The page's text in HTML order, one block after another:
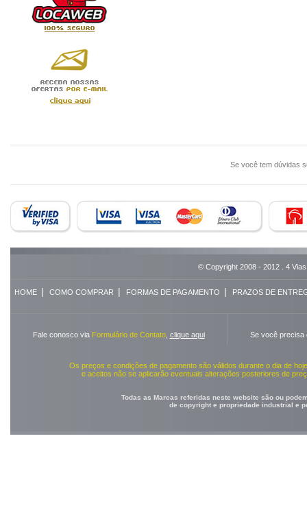
Se você tem dúvidas
© Copyright 2008 - 2012 . 4
HOME| COMO COMPRAR | FORMAS DE PAGAMENTO | PRAZOS DE
Fale conosco via Formulário de Contato, clique aqui Se você precisa
Os preços e condições de pagamento são válidos durante o dia de
e aceitos não se aplicarão eventuais alterações posteriores de
Todas as Marcas referidas neste website são ou
de copyright e propriedade industrial e